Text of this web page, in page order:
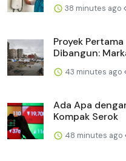
38 minutes ago
Proyek
Dibangun:
43 minutes ago
Ada Apa
Kompak Serok
48 minutes ago